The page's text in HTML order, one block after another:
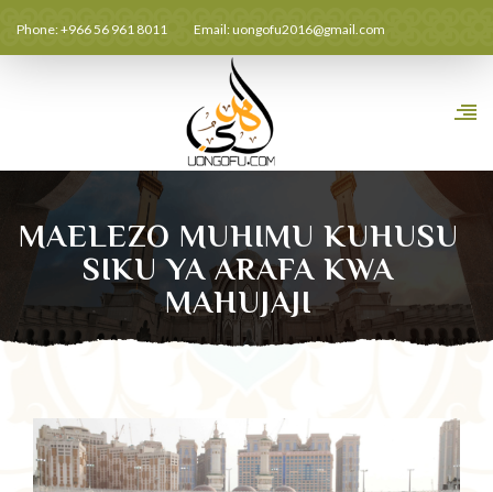
Phone: +966 56 961 8011 Email:uongofu2016@gmail.com
MAELEZO MUHIMU KUHUSU
SIKU YA ARAFA KWA
MAHUJAJI